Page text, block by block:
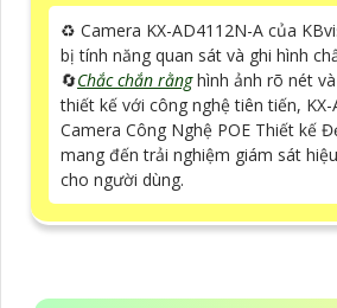
♻️ Camera KX-AD4112N-A của
bị tính năng quan sát và ghi hình
🔄Chắc chắn rằnghình ảnh rõ nét
thiết kế với công nghệ tiên tiến,
Camera Công Nghệ POE Thiết kế
mang đến trải nghiệm giám sát
cho người dùng.